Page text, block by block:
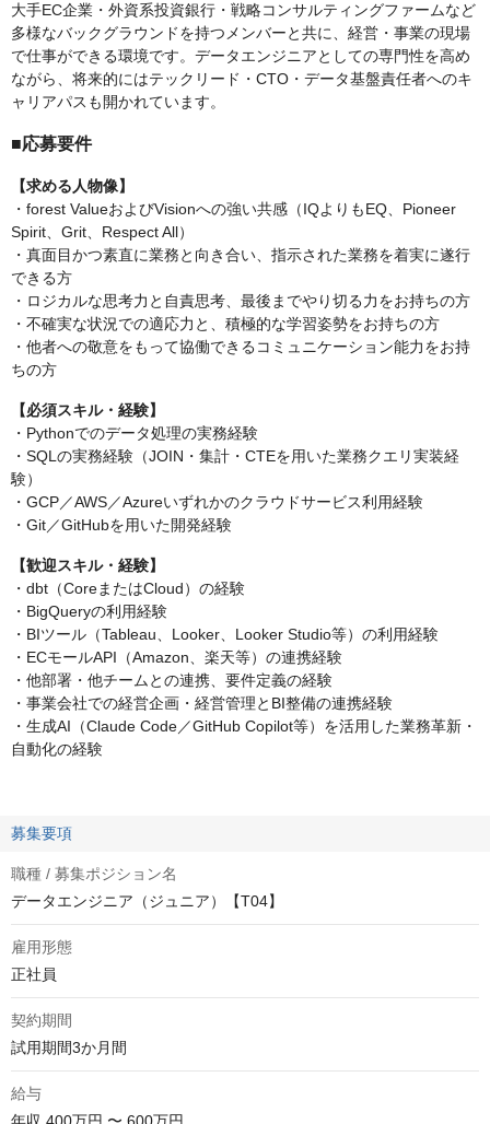
大手EC企業・外資系投資銀行・戦略コンサルティングファームなど
多様なバックグラウンドを持つメンバーと共に、経営・事業の現場
で仕事ができる環境です。データエンジニアとしての専門性を高め
ながら、将来的にはテックリード・CTO・データ基盤責任者へのキ
ャリアパスも開かれています。
■応募要件
【求める人物像】
・forest ValueおよびVisionへの強い共感（IQよりもEQ、Pioneer
Spirit、Grit、Respect All）
・真面目かつ素直に業務と向き合い、指示された業務を着実に遂行
できる方
・ロジカルな思考力と自責思考、最後までやり切る力をお持ちの方
・不確実な状況での適応力と、積極的な学習姿勢をお持ちの方
・他者への敬意をもって協働できるコミュニケーション能力をお持
ちの方
【必須スキル・経験】
・Pythonでのデータ処理の実務経験
・SQLの実務経験（JOIN・集計・CTEを用いた業務クエリ実装経
験）
・GCP／AWS／Azureいずれかのクラウドサービス利用経験
・Git／GitHubを用いた開発経験
【歓迎スキル・経験】
・dbt（CoreまたはCloud）の経験
・BigQueryの利用経験
・BIツール（Tableau、Looker、Looker Studio等）の利用経験
・ECモールAPI（Amazon、楽天等）の連携経験
・他部署・他チームとの連携、要件定義の経験
・事業会社での経営企画・経営管理とBI整備の連携経験
・生成AI（Claude Code／GitHub Copilot等）を活用した業務革新・
自動化の経験
募集要項
職種 / 募集ポジション名
データエンジニア（ジュニア）【T04】
雇用形態
正社員
契約期間
試用期間3か月間
給与